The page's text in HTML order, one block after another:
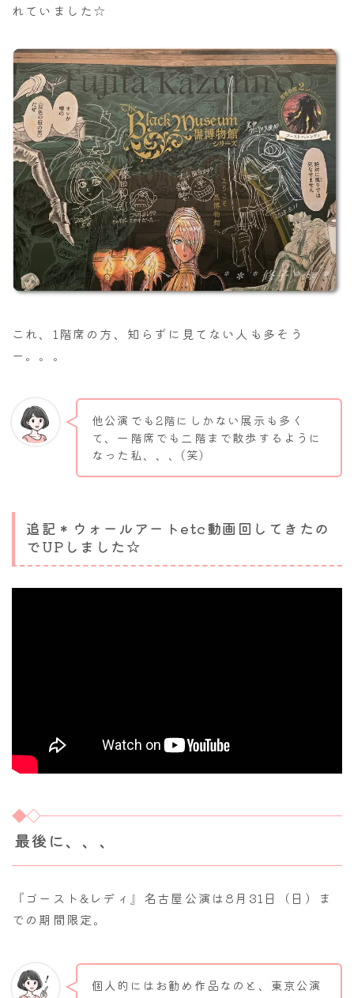
れていました☆
これ、1階席の方、知らずに見てない人も多そう
ー。。。
他公演でも2階にしかない展示も多く
て、一階席でも二階まで散歩するように
なった私、、、(笑)
追記＊ウォールアートetc動画回してきたの
でUPしました☆
最後に、、、
『ゴースト&レディ』名古屋公演は8月31日（日）ま
での期間限定。
個人的にはお勧め作品なのと、東京公演